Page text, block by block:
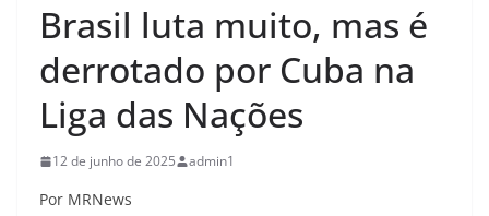
Brasil luta muito, mas é
derrotado por Cuba na
Liga das Nações
12 de junho de 2025 admin1
Por MRNews